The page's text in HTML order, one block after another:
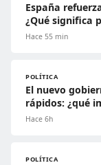
España
¿Qué significa
Hace 55 min
POLÍTICA
El nuevo
rápidos: ¿qué
Hace 6h
POLÍTICA